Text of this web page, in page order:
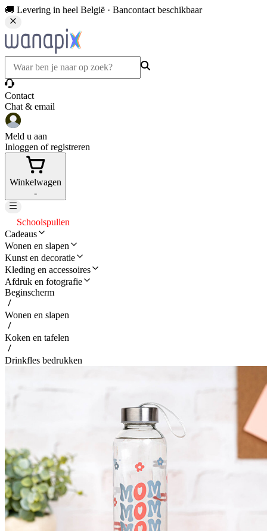
🚚 Levering in heel België · Bancontact beschikbaar
Contact
Chat & email
Meld u aan
Inloggen of registreren
Winkelwagen
-
Schoolspullen
Cadeaus
Wonen en slapen
Kunst en decoratie
Kleding en accessoires
Afdruk en fotografie
Beginscherm
Wonen en slapen
Koken en tafelen
Drinkfles bedrukken